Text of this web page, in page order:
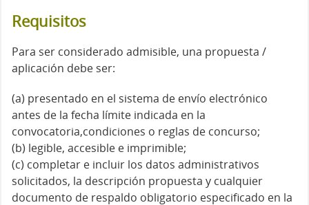
Requisitos
Para ser considerado admisible, una propuesta /
aplicación debe ser:
(a) presentado en el sistema de envío electrónico
antes de la fecha límite indicada en la
convocatoria,condiciones o reglas de concurso;
(b) legible, accesible e imprimible;
(c) completar e incluir los datos administrativos
solicitados, la descripción propuesta y cualquier
documento de respaldo obligatorio especificado en la